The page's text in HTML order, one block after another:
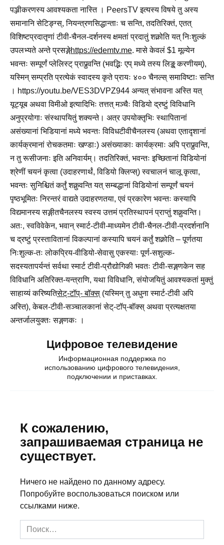
पञ्जीकरणस्य आवश्यकता नास्ति । PeersTV इत्यस्य विषये तु अस्य
समानानि सेटिङ्ग्स्, नियन्त्रणसिद्धान्ताः च सन्ति, तदतिरिक्तं, एतत्
विशिष्टप्रदातृणां टीवी-चैनल-दर्शनस्य क्षमतां प्रदातुं शक्नोति यत् निःशुल्कं
उपलभ्यते अन्ते प्रसङ्गेhttps://edemtv.me. मासे केवलं $1 मूल्येन
भवन्तः सम्पूर्णं प्लेलिस्ट् प्राप्नुवन्ति (भवद्भिः एप् मध्ये तस्य लिङ्क् करणीयम्),
यस्मिन् सम्प्रति प्रत्येकं स्वादस्य कृते प्रायः ४०० चैनल्स् समाविष्टाः सन्ति
। https://youtu.be/VES3DVPZ944 अन्यत् संभावना अस्ति यत्
यूट्यूब अथवा विमीओ इत्यादिभिः तत्तत् मञ्चैः विडियो द्रष्टुं विविधानि
अनुप्रयोगाः संस्थापयितुं शक्यन्ते। अत्र उपयोक्तृभिः स्थापितानां
असंख्यानां भिडियानां मध्ये भवन्तः विविधटीवीचैनलस्य (अथवा एतादृशानां
कार्यक्रमानां रोचकतमाः खण्डाः) असंख्याकाः कार्यक्रमाः अपि प्राप्नुवन्ति,
न तु रूसीजनाः इति अनिवार्यम्। तदतिरिक्तं, भवन्तः इच्छितानां विडियोनां
श्रेणीं चयनं कृत्वा (उदाहरणार्थं, विडियो क्लिप्स्) स्वचालनं चालू कृत्वा,
भवन्तः सुनिश्चितं कर्तुं शक्नुवन्ति यत् सम्बद्धानां विडियोनां सम्पूर्णं चयनं
पृष्ठभूमितः निरन्तरं वाद्यते उदाहरणतया, एवं प्रकारेण भवन्तः कस्यापि
विद्यमानस्य सङ्गीतचैनलस्य स्वस्य उत्तमं प्रतिस्थापनं प्राप्तुं शक्नुवन्ति।
अतः, स्वविवेकेन, भवान् स्मार्ट-टीवी-माध्यमेन टीवी-चैनल-टीवी-प्रदर्शनानि
च द्रष्टुं प्रस्तावितानां विकल्पानां कस्यापि चयनं कर्तुं शक्नोति – पूर्णतया
निःशुल्क-तः लोकप्रिय-वीडियो-सेवासु एकस्याः पूर्ण-सशुल्क-
सदस्यतापर्यन्तं सर्वथा स्मार्ट टीवी-प्रौद्योगिकी भवतः टीवी-सङ्गणकेन सह
विविधानि अतिरिक्त-यन्त्राणि, यथा विविधानि, संयोजयितुं आवश्यकतां मुक्तुं
साहाय्यं करिष्यतिसेट्-टॉप्- बॉक्स् (यस्मिन् तु अधुना स्मार्ट-टीवी अपि
अस्ति), केबल-टीवी-सञ्चालकानां सेट्-टॉप्-बॉक्स् अथवा प्रत्यक्षतया
अन्तर्जालयुक्तः सङ्गणकः ।